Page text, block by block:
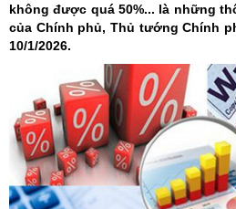
không được quá 50%... là những
của Chính phủ, Thủ tướng Chính
10/1/2026.